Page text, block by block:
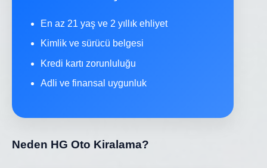
En az 21 yaş ve 2 yıllık ehliyet
Kimlik ve sürücü belgesi
Kredi kartı zorunluluğu
Adli ve finansal uygunluk
Neden HG Oto Kiralama?